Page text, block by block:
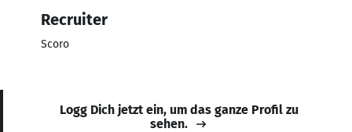
Recruiter
Scoro
Logg Dich jetzt ein, um das ganze Profil zu
sehen.